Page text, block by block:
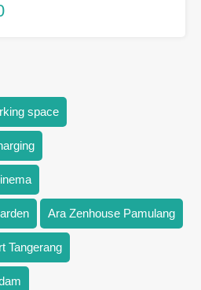
space
Ara Zenhouse Pamulang
Tangerang